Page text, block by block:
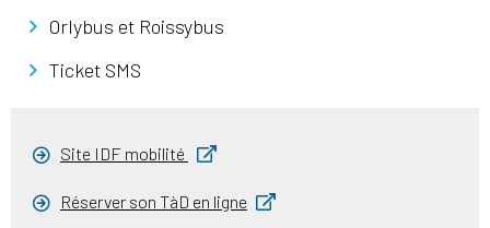
Orlybus et Roissybus
Ticket SMS
Site IDF mobilité
Réserver son TàD en ligne